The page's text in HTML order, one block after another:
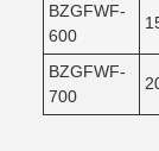
BZGFWF-
600
BZGFWF-
700